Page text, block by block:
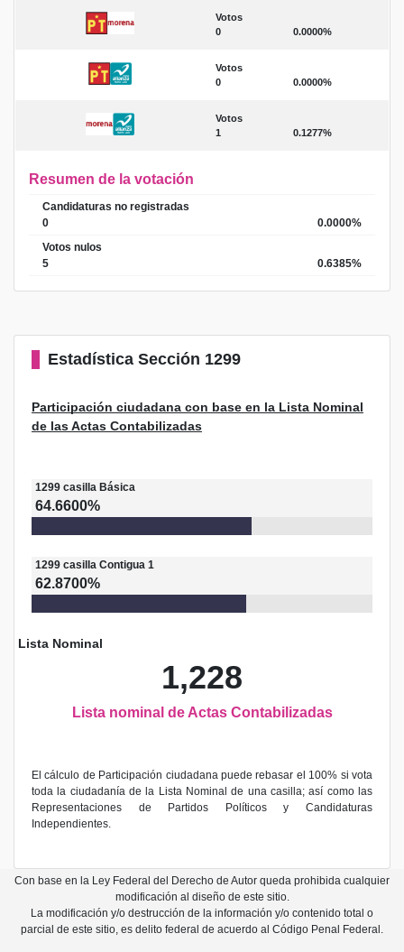
Votos
0
0.0000%
Votos
0
0.0000%
Votos
1
0.1277%
Resumen de la votación
Candidaturas no registradas
0
0.0000%
Votos nulos
5
0.6385%
Estadística Sección 1299
Participación ciudadana con base en la Lista Nominal
de las Actas Contabilizadas
1299 casilla Básica
64.6600%
1299 casilla Contigua 1
62.8700%
Lista Nominal
1,228
Lista nominal de Actas Contabilizadas
El cálculo de Participación ciudadana puede rebasar el 100% si vota
toda la ciudadanía de la Lista Nominal de una casilla; así como las
Representaciones de Partidos Políticos y Candidaturas
Independientes.
Con base en la Ley Federal del Derecho de Autor queda prohibida cualquier
modificación al diseño de este sitio.
La modificación y/o destrucción de la información y/o contenido total o
parcial de este sitio, es delito federal de acuerdo al Código Penal Federal.